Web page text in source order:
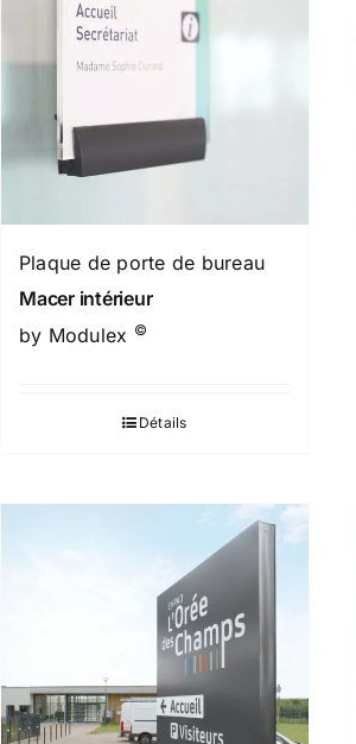
Plaque de porte de bureau
Macer intérieur
by Modulex ©
Détails